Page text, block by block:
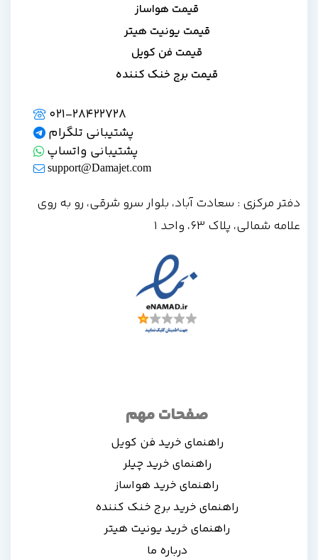
قیمت هواساز
قیمت یونیت هیتر
قیمت فن کویل
قیمت برج خنک کننده
صفحات مهم
راهنمای خرید فن کویل
راهنمای خرید چیلر
راهنمای خرید هواساز
راهنمای خرید برج خنک کننده
راهنمای خرید یونیت هیتر
درباره ما
021-28422728
پشتیبانی تلگرام
پشتیبانی واتساپ
support@Damajet.com
دفتر مرکزی : سعادت آباد، بلوار سرو شرقی، رو به روی
علامه شمالی، پلاک 63، واحد 1